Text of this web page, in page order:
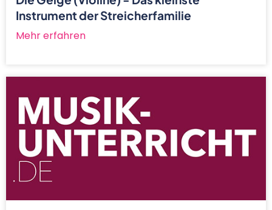
Instrument der Streicherfamilie
Mehr erfahren